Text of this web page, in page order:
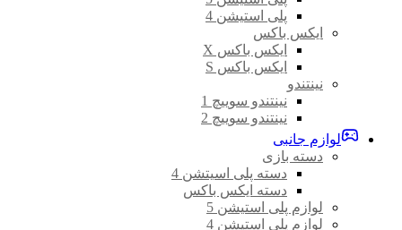
پلی استیشن 4
ایکس باکس
ایکس باکس X
ایکس باکس S
نینتندو
نینتندو سوییچ 1
نینتندو سوییچ 2
لوازم جانبی
دسته بازی
دسته پلی اسیتشن 4
دسته ایکس باکس
لوازم پلی استیشن 5
لوازم پلی استیشن 4